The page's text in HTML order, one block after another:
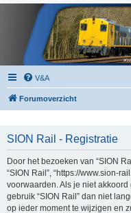
V&A
Forumoverzicht
SION Rail - Registratie
Door het bezoeken van “SION
“SION Rail”, “https://www.sion-
voorwaarden. Als je niet
gebruik “SION Rail” dan niet
op ieder moment te wijzigen en